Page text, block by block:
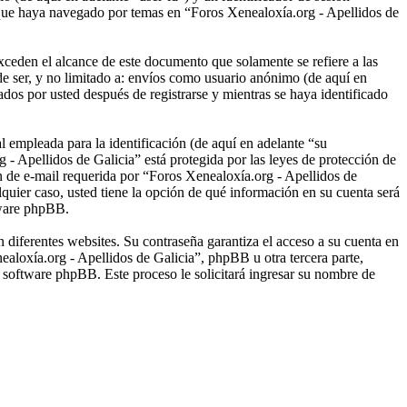
haya navegado por temas en “Foros Xenealoxía.org - Apellidos de
el alcance de este documento que solamente se refiere a las
ser, y no limitado a: envíos como usuario anónimo (de aquí en
por usted después de registrarse y mientras se haya identificado
para la identificación (de aquí en adelante “su
Apellidos de Galicia” está protegida por las leyes de protección de
de e-mail requerida por “Foros Xenealoxía.org - Apellidos de
caso, usted tiene la opción de qué información en su cuenta será
phpBB.
websites. Su contraseña garantiza el acceso a su cuenta en
- Apellidos de Galicia”, phpBB u otra tercera parte,
phpBB. Este proceso le solicitará ingresar su nombre de